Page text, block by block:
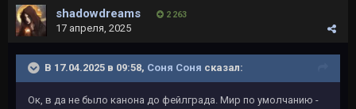
shadowdreams 2 263
17 апреля, 2025
В 17.04.2025 в 09:58, Соня Соня сказал:
Ок, в да не было канона до фейлграда. Мир по умолчанию -